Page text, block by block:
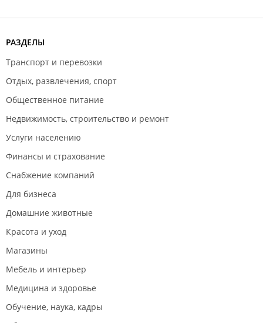
РАЗДЕЛЫ
Транспорт и перевозки
Отдых, развлечения, спорт
Общественное питание
Недвижимость, строительство и ремонт
Услуги населению
Финансы и страхование
Снабжение компаний
Для бизнеса
Домашние животные
Красота и уход
Магазины
Мебель и интерьер
Медицина и здоровье
Обучение, наука, кадры